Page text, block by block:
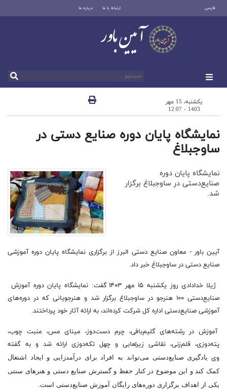
فارسی ارتباط با ما درباره ما
یکشنبه، 15 مهر
1403 - 12:07
نمایشگاه پایان دوره صنایع دستی در
ساوجبلاغ
نمایشگاه پایان دوره
صنایع‌دستی در ساوجبلاغ برگزار
شد.
آیین باور - معاون صنایع دستی البرز از برگزاری نمایشگاه پایان دوره آموزشی
صنایع دستی در ساوجبلاغ خبر داد.
ژیلا خدادادی روز یکشنبه ۱۵ مهر ۱۴۰۳ گفت: نمایشگاه پایان دوره آموزش
صنایع‌دستی ۱۰۰ هنرجو در ساوجبلاغ برگزار شد و
هنرجویانی که در دوره‌های
آموزشی صنایع‌دستی اداره کل شرکت کرده‌اند، به ارائه آثار خود پرداختند.
آموزش‌ در رشته‌های گلیم‌بافی، چرم دست‌دوز، مینای مس، منبت چوب،
پته‌دوزی، قلم‌زنی، نقاشی زیرلعابی و چهل تکه‌دوزی ارائه شد و به گفته
وی یادگیری صنایع‌دستی می‌تواند به افراد برای درآمدزایی و ایجاد اشتغال
کمک کند و این موضوع در کنار حفظ و گسترش صنایع دستی و هنرهای سنتی
یکی از اهداف برگزاری دوره‌های رایگان آموزش صنایع‌دستی است.